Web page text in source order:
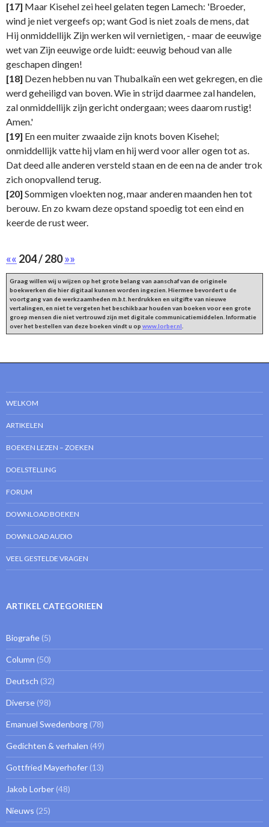
[17] Maar Kisehel zei heel gelaten tegen Lamech: 'Broeder,
wind je niet vergeefs op; want God is niet zoals de mens, dat
Hij onmiddellijk Zijn werken wil vernietigen, - maar de eeuwige
wet van Zijn eeuwige orde luidt: eeuwig behoud van alle
geschapen dingen!
[18] Dezen hebben nu van Thubalkaïn een wet gekregen, en die
werd geheiligd van boven. Wie in strijd daarmee zal handelen,
zal onmiddellijk zijn gericht ondergaan; wees daarom rustig!
Amen.'
[19] En een muiter zwaaide zijn knots boven Kisehel;
onmiddellijk vatte hij vlam en hij werd voor aller ogen tot as.
Dat deed alle anderen versteld staan en de een na de ander trok
zich onopvallend terug.
[20] Sommigen vloekten nog, maar anderen maanden hen tot
berouw. En zo kwam deze opstand spoedig tot een eind en
keerde de rust weer.
«« 204 / 280»»
Graag willen wij u wijzen op het grote belang van aanschaf van de originele
boekwerken die hier digitaal kunnen worden ingezien. Hiermee bevordert u de
voortgang van de werkzaamheden m.b.t. herdrukken en uitgifte van nieuwe
vertalingen, en niet te vergeten het beschikbaar houden van boeken voor een grote
groep mensen die niet vertrouwd zijn met digitale communicatiemiddelen. Informatie
over het bestellen van deze boeken vindt u op www.lorber.nl
WELKOM
ARTIKELEN
BOEKEN LEZEN – ZOEKEN
DOELSTELLING
FORUM
DOWNLOAD BOEKEN
DOWNLOAD AUDIO
VEEL GESTELDE VRAGEN
ARTIKEL CATEGORIEEN
Biografie (5)
Column (50)
Deutsch (32)
Diverse (98)
Emanuel Swedenborg (78)
Gedichten & verhalen (49)
Gottfried Mayerhofer (13)
Jakob Lorber (48)
Nieuws (25)